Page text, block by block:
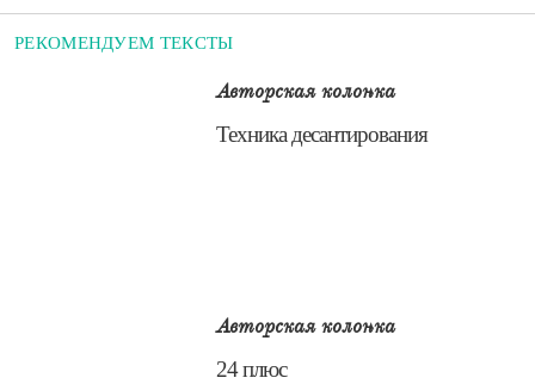
РЕКОМЕНДУЕМ ТЕКСТЫ
Авторская колонка
​Техника десантирования
Авторская колонка
​24 плюс